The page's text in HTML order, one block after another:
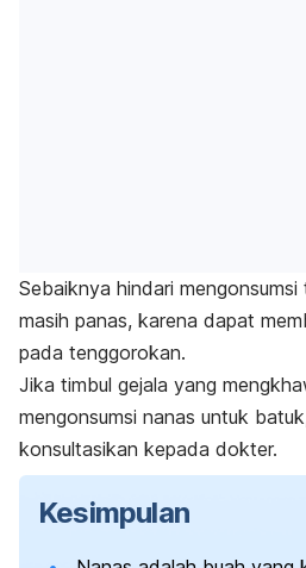
Sebaiknya hindari
masih panas, karena dapat
pada tenggorokan.
Jika timbul gejala yang
mengonsumsi nanas untuk
konsultasikan kepada dokter.
Kesimpulan